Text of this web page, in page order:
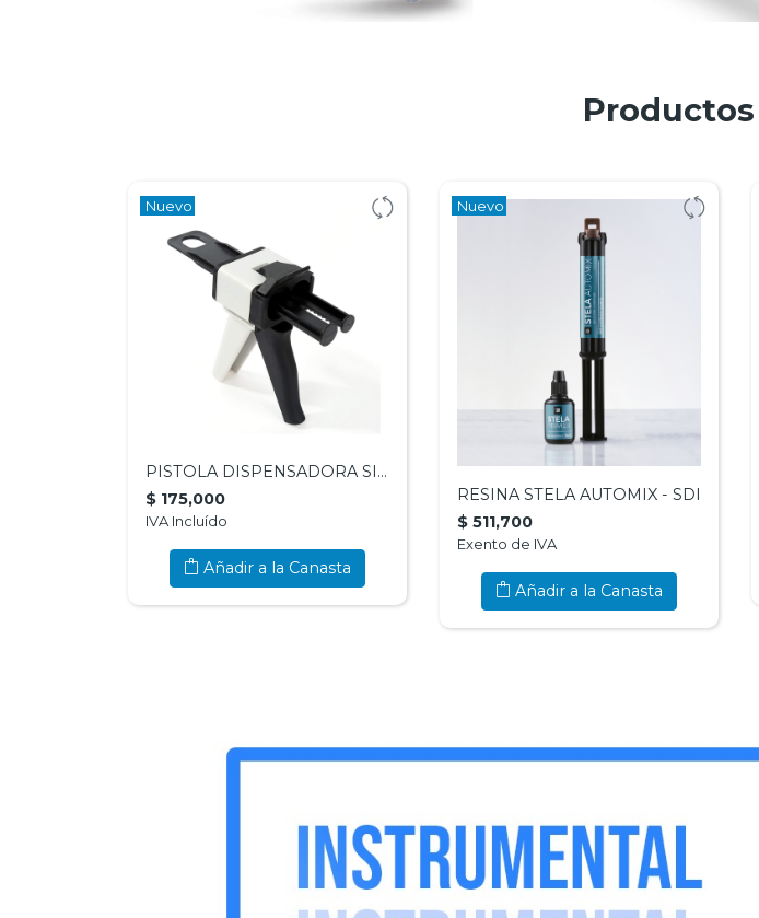
Nuevo
PISTOLA DISPENSADORA SILICONA - DOCHEM
$ 175,000
IVA Incluído
Añadir a la Canasta
Nuevo
RESINA STELA AUTOMIX - SDI
$ 511,700
Exento de IVA
Añadir a la Canasta